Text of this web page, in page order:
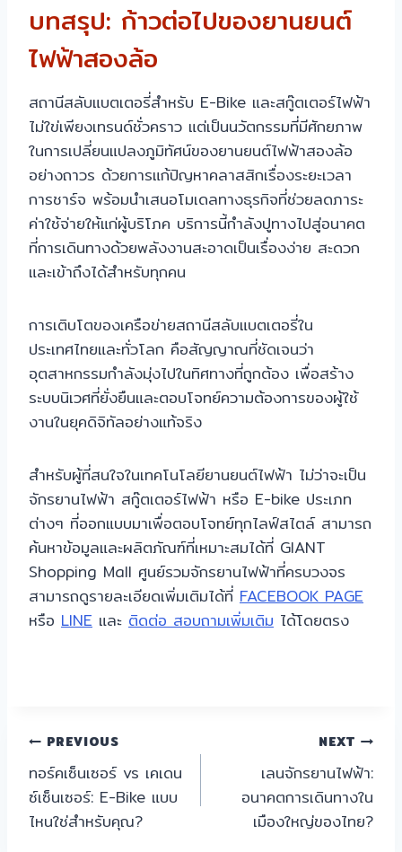
บทสรุป: ก้าวต่อไปของยานยนต์
ไฟฟ้าสองล้อ
สถานีสลับแบตเตอรี่สำหรับ E-Bike และสกู๊ตเตอร์ไฟฟ้า
ไม่ใข่เพียงเทรนด์ชั่วคราว แต่เป็นนวัตกรรมที่มีศักยภาพ
ในการเปลี่ยนแปลงภูมิทัศน์ของยานยนต์ไฟฟ้าสองล้อ
อย่างถาวร ด้วยการแก้ปัญหาคลาสสิกเรื่องระยะเวลา
การชาร์จ พร้อมนำเสนอโมเดลทางธุรกิจที่ช่วยลดภาระ
ค่าใช้จ่ายให้แก่ผู้บริโภค บริการนี้กำลังปูทางไปสู่อนาคต
ที่การเดินทางด้วยพลังงานสะอาดเป็นเรื่องง่าย สะดวก
และเข้าถึงได้สำหรับทุกคน
การเติบโตของเครือข่ายสถานีสลับแบตเตอรี่ใน
ประเทศไทยและทั่วโลก คือสัญญาณที่ชัดเจนว่า
อุตสาหกรรมกำลังมุ่งไปในทิศทางที่ถูกต้อง เพื่อสร้าง
ระบบนิเวศที่ยั่งยืนและตอบโจทย์ความต้องการของผู้ใช้
งานในยุคดิจิทัลอย่างแท้จริง
สำหรับผู้ที่สนใจในเทคโนโลยียานยนต์ไฟฟ้า ไม่ว่าจะเป็น
จักรยานไฟฟ้า สกู๊ตเตอร์ไฟฟ้า หรือ E-bike ประเภท
ต่างๆ ที่ออกแบบมาเพื่อตอบโจทย์ทุกไลฟ์สไตล์ สามารถ
ค้นหาข้อมูลและผลิตภัณฑ์ที่เหมาะสมได้ที่ GIANT
Shopping Mall ศูนย์รวมจักรยานไฟฟ้าที่ครบวงจร
สามารถดูรายละเอียดเพิ่มเติมได้ที่ FACEBOOK PAGE
หรือ LINE และ ติดต่อ สอบถามเพิ่มเติม ได้โดยตรง
แนะแนว
เรื่อง
PREVIOUS
ทอร์คเซ็นเซอร์ vs เคเดน
ซ์เซ็นเซอร์: E-Bike แบบ
ไหนใช่สำหรับคุณ?
NEXT
เลนจักรยานไฟฟ้า:
อนาคตการเดินทางใน
เมืองใหญ่ของไทย?